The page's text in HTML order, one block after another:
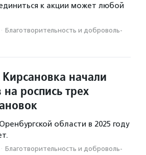
к акции может любой
· Благотвори­тель­ность и доброволь­
начали
на роспись трех
области в 2025 году
· Благотвори­тель­ность и доброволь­